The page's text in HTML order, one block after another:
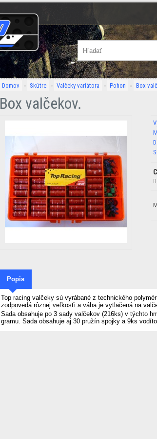
Domov » Skútre » Valčeky variátora » Pohon » Box
Box valčekov.
Popis
Top racing valčeky sú vyrábané z technického
zodpovedá rôznej veľkosťi a váha je vytlačená na
Sada obsahuje po 3 sady valčekov (216ks) v týchto
gramu. Sada obsahuje aj 30 pružín spojky a 9ks